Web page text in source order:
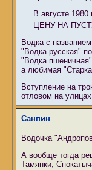
В августе
ЦЕНУ НА
Водка с
"Водка русская"
"Водка
а любимая
Вступление на
отловом на
Санпин
Водочка
А вообще тогда
Тамянки,